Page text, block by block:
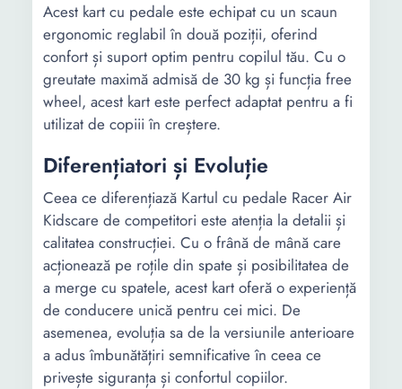
Acest kart cu pedale este echipat cu un scaun
ergonomic reglabil în două poziții, oferind
confort și suport optim pentru copilul tău. Cu o
greutate maximă admisă de 30 kg și funcția free
wheel, acest kart este perfect adaptat pentru a fi
utilizat de copiii în creștere.
Diferențiatori și Evoluție
Ceea ce diferențiază Kartul cu pedale Racer Air
Kidscare de competitori este atenția la detalii și
calitatea construcției. Cu o frână de mână care
acționează pe roțile din spate și posibilitatea de
a merge cu spatele, acest kart oferă o experiență
de conducere unică pentru cei mici. De
asemenea, evoluția sa de la versiunile anterioare
a adus îmbunătățiri semnificative în ceea ce
privește siguranța și confortul copiilor.